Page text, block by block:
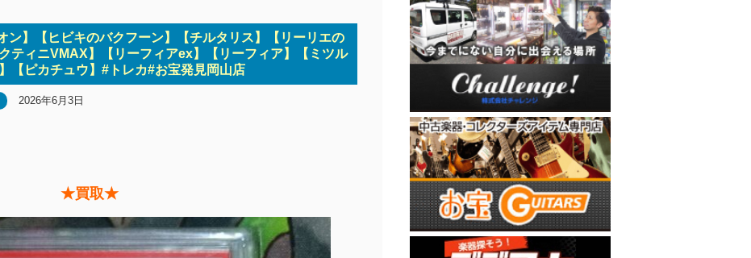
ン】【ヒビキのバクフーン】【チルタリス】【リーリエの
ティニVMAX】【リーフィアex】【リーフィア】【ミツル
【ピカチュウ】#トレカ#お宝発見岡山店
2026年6月3日
★買取★